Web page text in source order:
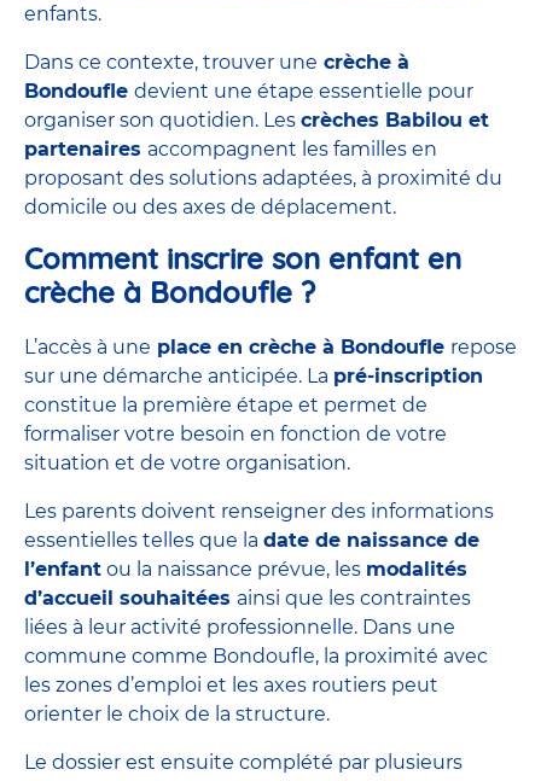
enfants.
Dans ce contexte, trouver une crèche à
Bondoufle devient une étape essentielle pour
organiser son quotidien. Les crèches Babilou et
partenaires accompagnent les familles en
proposant des solutions adaptées, à proximité du
domicile ou des axes de déplacement.
Comment inscrire son enfant en
crèche à Bondoufle ?
L’accès à une place en crèche à Bondoufle repose
sur une démarche anticipée. La pré-inscription
constitue la première étape et permet de
formaliser votre besoin en fonction de votre
situation et de votre organisation.
Les parents doivent renseigner des informations
essentielles telles que la date de naissance de
l’enfant ou la naissance prévue, les modalités
d’accueil souhaitées ainsi que les contraintes
liées à leur activité professionnelle. Dans une
commune comme Bondoufle, la proximité avec
les zones d’emploi et les axes routiers peut
orienter le choix de la structure.
Le dossier est ensuite complété par plusieurs